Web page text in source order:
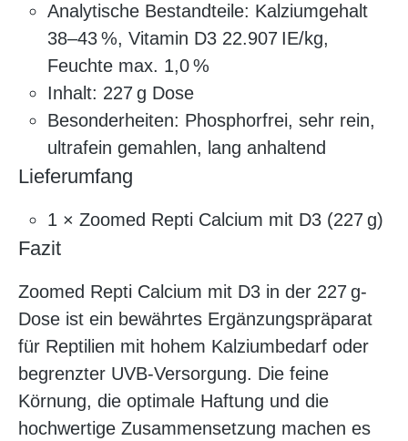
Analytische Bestandteile: Kalziumgehalt
38–43 %, Vitamin D3 22.907 IE/kg,
Feuchte max. 1,0 %
Inhalt: 227 g Dose
Besonderheiten: Phosphorfrei, sehr rein,
ultrafein gemahlen, lang anhaltend
Lieferumfang
1 × Zoomed Repti Calcium mit D3 (227 g)
Fazit
Zoomed Repti Calcium mit D3 in der 227 g-
Dose ist ein bewährtes Ergänzungspräparat
für Reptilien mit hohem Kalziumbedarf oder
begrenzter UVB-Versorgung. Die feine
Körnung, die optimale Haftung und die
hochwertige Zusammensetzung machen es